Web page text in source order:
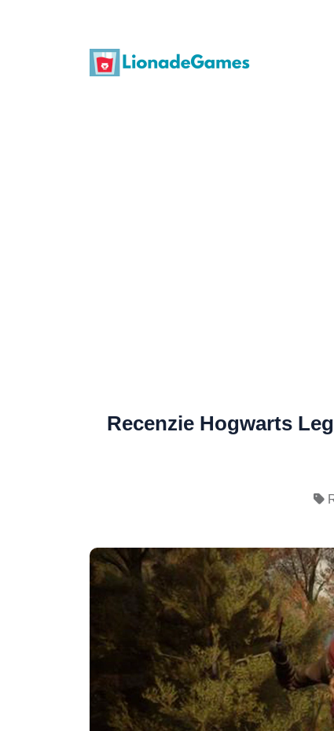
Recenzie Hogwarts